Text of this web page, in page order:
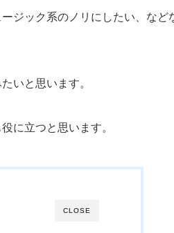
ジック系のノリにしたい、など
いと思います。
に立つと思います。
CLOSE